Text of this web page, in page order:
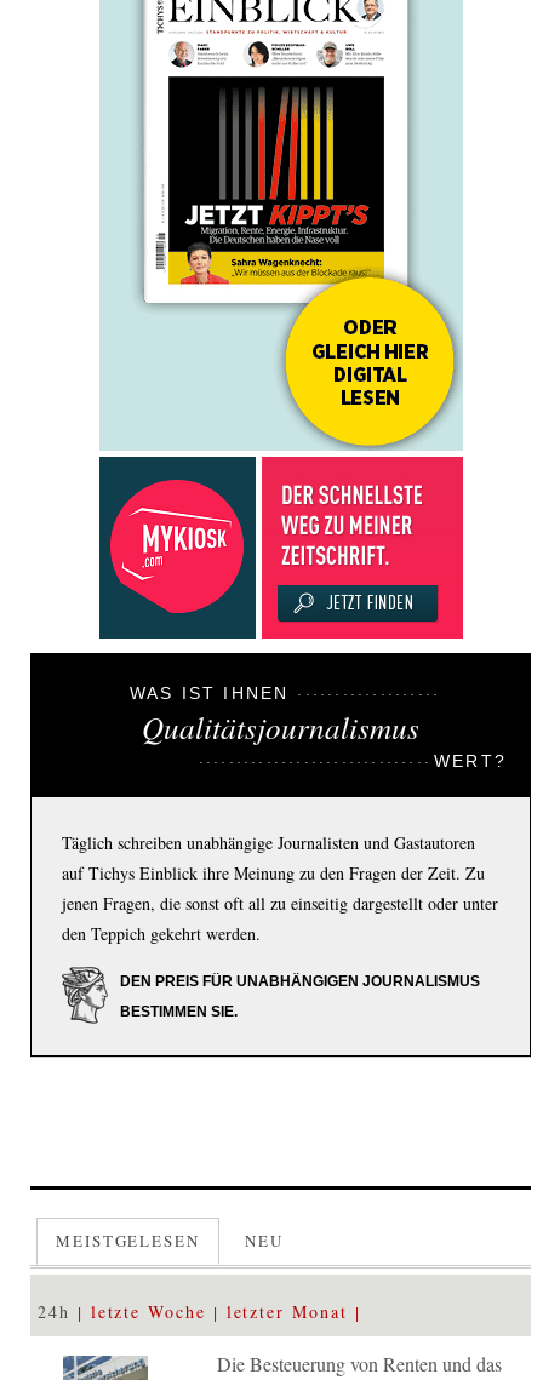
WAS IST IHNEN
Qualitätsjournalismus
WERT?
Täglich schreiben unabhängige Journalisten und Gastautoren
auf Tichys Einblick ihre Meinung zu den Fragen der Zeit. Zu
jenen Fragen, die sonst oft all zu einseitig dargestellt oder unter
den Teppich gekehrt werden.
DEN PREIS FÜR UNABHÄNGIGEN JOURNALISMUS
BESTIMMEN SIE.
MEISTGELESEN NEU
24h letzte Woche letzter Monat
Die Besteuerung von Renten und das